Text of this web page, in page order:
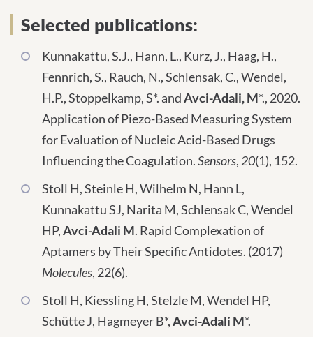
selected publications
Selected publications:
Kunnakattu, S.J., Hann, L., Kurz, J., Haag, H.,
Fennrich, S., Rauch, N., Schlensak, C., Wendel,
H.P., Stoppelkamp, S*. andAvci-Adali, M*., 2020.
Application of Piezo-Based Measuring System
for Evaluation of Nucleic Acid-Based Drugs
Influencing the Coagulation.Sensors, 20(1), 152.
Stoll H, Steinle H, Wilhelm N, Hann L,
Kunnakattu SJ, Narita M, Schlensak C, Wendel
HP,Avci-Adali M. Rapid Complexation of
Aptamers by Their Specific Antidotes. (2017)
Molecules, 22(6).
Stoll H, Kiessling H, Stelzle M, Wendel HP,
Schütte J, Hagmeyer B*,Avci-Adali M*.